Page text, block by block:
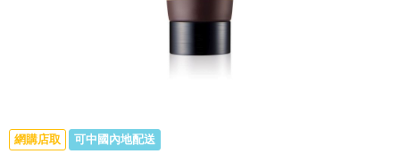
網購店取 可中國內地配送